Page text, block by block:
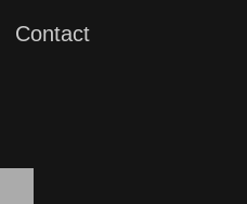
Contact